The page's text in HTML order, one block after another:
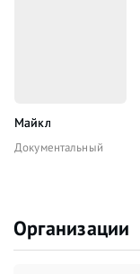
Майкл
Документальный
Организации